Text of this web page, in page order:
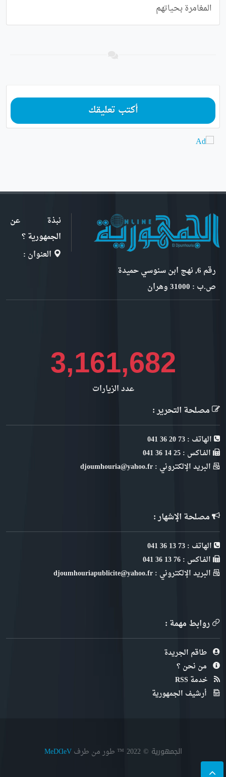
المغامرة بحياتهم
أكتب تعليقك
نبذة عن
الجمهورية ؟
العنوان :
رقم 6, نهج ابن سنوسي حميدة
ص.ب : 31000 وهران
3,541,078
عدد الزيارات
مصلحة التحرير :
الهاتف : 73 20 36 041
الفـاكس : 25 14 36 041
البريد الإلكتروني : djoumhouria@yahoo.fr
مصلحة الإشهار :
الهاتف : 73 13 36 041
الفـاكس : 76 13 36 041
البريد الإلكتروني : djoumhouriapublicite@yahoo.fr
روابط مهمة :
طاقم الجريدة
من نحن ؟
خدمة RSS
أرشيف الجمهورية
الجمهورية © 2022 ™ طور من طرفMeDⱭeV